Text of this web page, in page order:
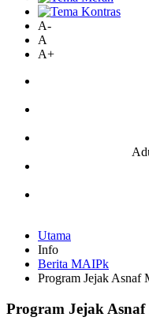
A-
A
A+
Utama
Info
Berita MAIPk
Program Jejak
Program Jejak